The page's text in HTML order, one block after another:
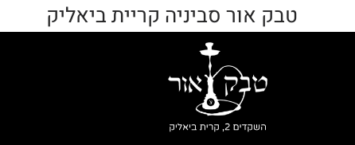
טבק אור סביניה קריית ביאליק